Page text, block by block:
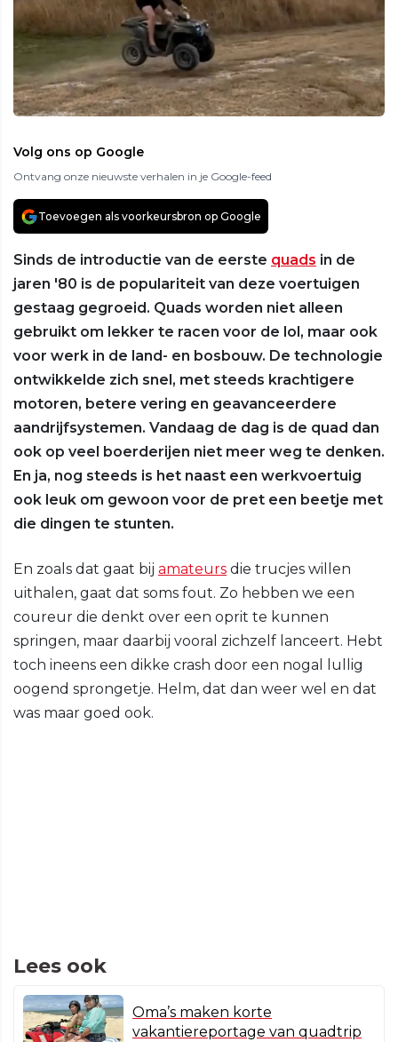
Volg ons op Google
Ontvang onze nieuwste verhalen in je Google-feed
Toevoegen als voorkeursbron op Google
Sinds de introductie van de eerste quads in de
jaren '80 is de populariteit van deze voertuigen
gestaag gegroeid. Quads worden niet alleen
gebruikt om lekker te racen voor de lol, maar ook
voor werk in de land- en bosbouw. De technologie
ontwikkelde zich snel, met steeds krachtigere
motoren, betere vering en geavanceerdere
aandrijfsystemen. Vandaag de dag is de quad dan
ook op veel boerderijen niet meer weg te denken.
En ja, nog steeds is het naast een werkvoertuig
ook leuk om gewoon voor de pret een beetje met
die dingen te stunten.
En zoals dat gaat bij amateurs die trucjes willen
uithalen, gaat dat soms fout. Zo hebben we een
coureur die denkt over een oprit te kunnen
springen, maar daarbij vooral zichzelf lanceert. Hebt
toch ineens een dikke crash door een nogal lullig
oogend sprongetje. Helm, dat dan weer wel en dat
was maar goed ook.
Lees ook
Oma’s maken korte
vakantiereportage van quadtrip